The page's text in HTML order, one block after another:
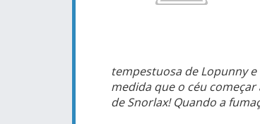
tempestuosa de Lopunny
medida que o céu
de Snorlax! Quando a